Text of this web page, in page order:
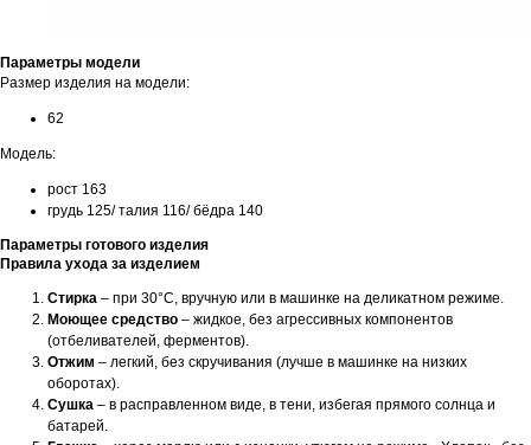
Параметры модели
Размер изделия на модели:
62
Модель:
рост 163
грудь 125/ талия 116/ бёдра 140
Параметры готового изделия
Правила ухода за изделием
Стирка – при 30°C, вручную или в машинке на деликатном режиме.
Моющее средство – жидкое, без агрессивных компонентов
(отбеливателей, ферментов).
Отжим – легкий, без скручивания (лучше в машинке на низких
оборотах).
Сушка – в расправленном виде, в тени, избегая прямого солнца и
батарей.